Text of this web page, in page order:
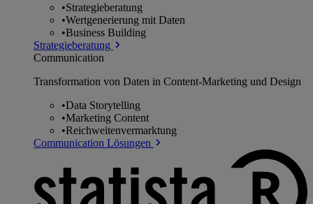
•Strategieberatung
•Wertgenerierung mit Daten
•Business Building
Strategieberatung
Communication
Transformation von Daten in Content-Marketing und Design
•Data Storytelling
•Marketing Content
•Reichweitenvermarktung
Communication Lösungen